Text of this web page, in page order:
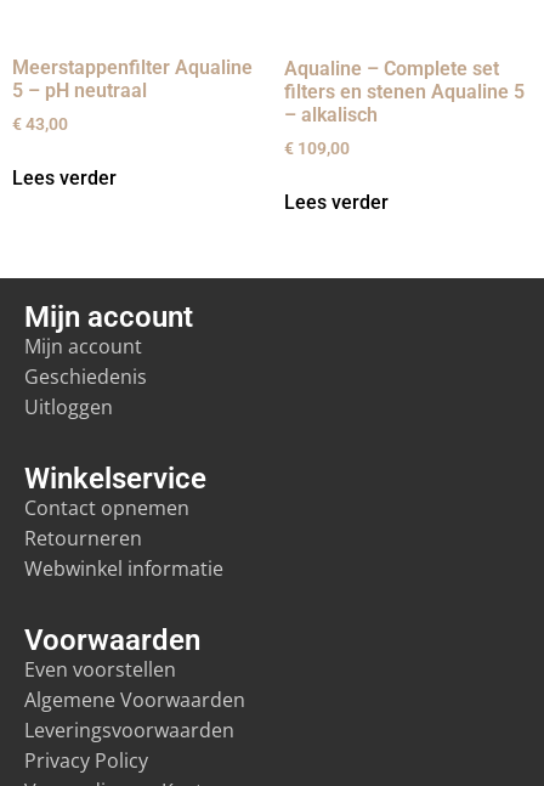
Meerstappenfilter Aqualine
5 – pH neutraal
€43,00
Lees verder
Aqualine – Complete set
filters en stenen Aqualine 5
– alkalisch
€ 109,00
Lees verder
Voorwaarden
Even voorstellen
Algemene Voorwaarden
Leveringsvoorwaarden
Privacy Policy
Winkelservice
Contact opnemen
Retourneren
Webwinkel informatie
Mijn account
Mijn account
Geschiedenis
Uitloggen